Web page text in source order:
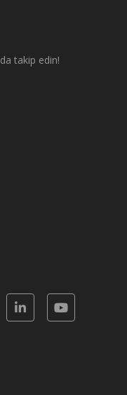
takip edin!
LinkedinYotube